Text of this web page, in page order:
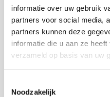
informatie over uw gebruik
partners voor social media,
partners kunnen deze
informatie die u aan ze
verzameld op basis van uw
Noodzakelijk
beter te leren kennen. De
speeddate met collega's,
Bekijk
Floating